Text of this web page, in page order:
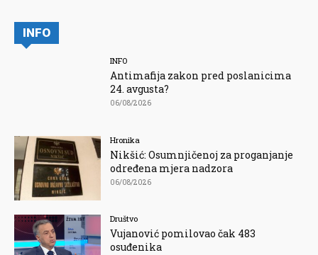
INFO
INFO
Antimafija zakon pred poslanicima
24. avgusta?
06/08/2026
Hronika
Nikšić: Osumnjičenoj za proganjanje
određena mjera nadzora
06/08/2026
Društvo
Vujanović pomilovao čak 483
osuđenika